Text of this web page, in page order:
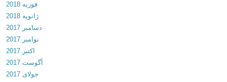
2
2
5
د
ن
ل
فوریه 2018
ژانویه 2018
دسامبر 2017
نوامبر 2017
آگوست 2017
جولای 2017